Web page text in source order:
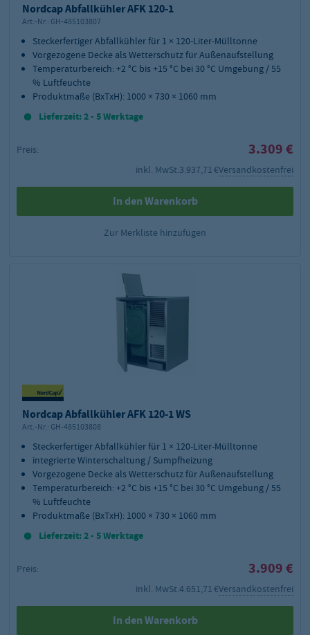
Nordcap Abfallkühler AFK 120-1
Art.-Nr.: GH-485103807
Steckerfertiger Abfallkühler für 1 × 120-Liter-Mülltonne
Vorgezogene Decke als Wetterschutz für Außenaufstellung
Temperaturbereich: +2 °C bis +15 °C bei 30 °C Umgebung / 55
% Luftfeuchte
Produktmaße (BxTxH): 1000 × 730 × 1060 mm
Lieferzeit: 2 - 5 Werktage
Preis: 3.309 €
inkl. MwSt.3.937,71 €Versandkostenfrei
In den Warenkorb
Zur Merkliste hinzufügen
Nordcap Abfallkühler AFK 120-1 WS
Art.-Nr.: GH-485103808
Steckerfertiger Abfallkühler für 1 × 120-Liter-Mülltonne
integrierte Winterschaltung / Sumpfheizung
Vorgezogene Decke als Wetterschutz für Außenaufstellung
Temperaturbereich: +2 °C bis +15 °C bei 30 °C Umgebung / 55
% Luftfeuchte
Produktmaße (BxTxH): 1000 × 730 × 1060 mm
Lieferzeit: 2 - 5 Werktage
Preis: 3.909 €
inkl. MwSt.4.651,71 €Versandkostenfrei
In den Warenkorb